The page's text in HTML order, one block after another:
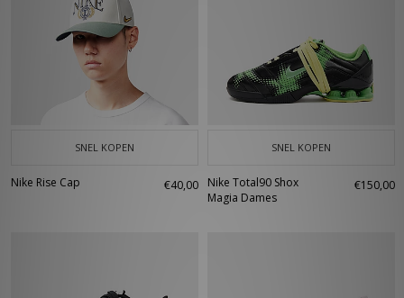
SNEL KOPEN
Nike Rise Cap €40,00
SNEL KOPEN
Nike Total90 Shox
Magia Dames
€150,00